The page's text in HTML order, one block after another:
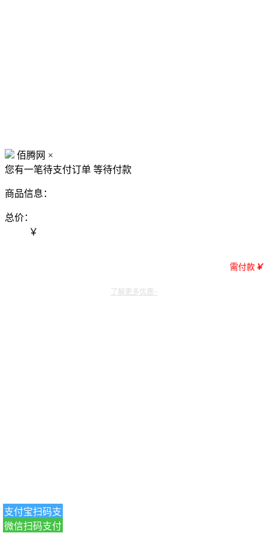
佰腾网 ×
您有一笔待支付订单 等待付款
商品信息：
总价：
￥
需付款 ￥
支付宝扫码支
付
微信扫码支付
了解更多优惠~